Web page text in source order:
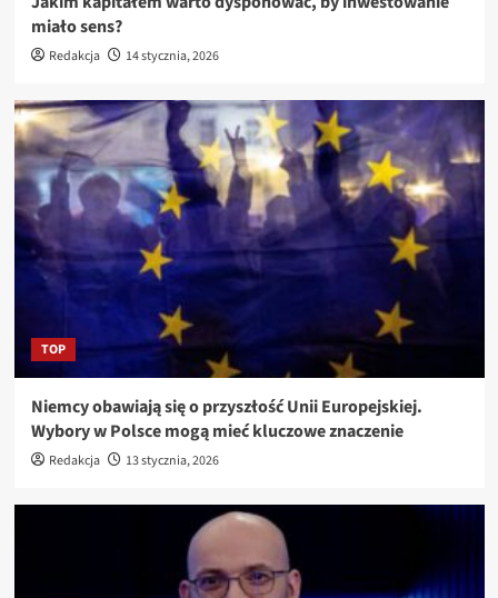
miało sens?
Redakcja 14 stycznia, 2026
TOP
Niemcy obawiają się o przyszłość Unii Europejskiej.
Wybory w Polsce mogą mieć kluczowe znaczenie
Redakcja 13 stycznia, 2026